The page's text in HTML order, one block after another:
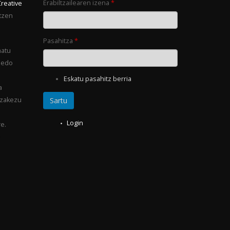
Erabiltzailearen izena *
Pasahitza *
Eskatu pasahitz berria
Login